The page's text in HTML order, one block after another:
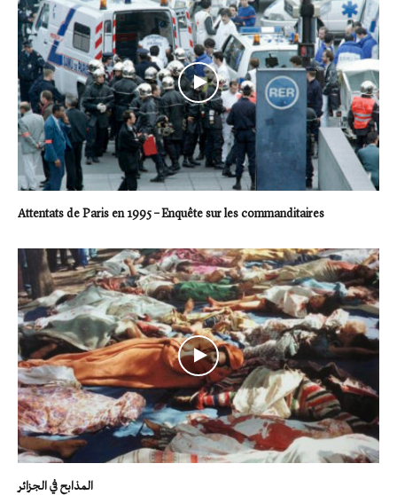
Attentats de Paris en 1995 – Enquête sur les commanditaires
المذابح في الجزائر